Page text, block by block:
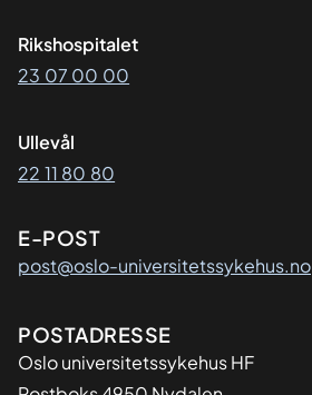
Rikshospitalet
23 07 00 00
Ullevål
22 11 80 80
E-POST
post@oslo-universitetssykehus.no
Adresse
POSTADRESSE
Oslo universitetssykehus HF